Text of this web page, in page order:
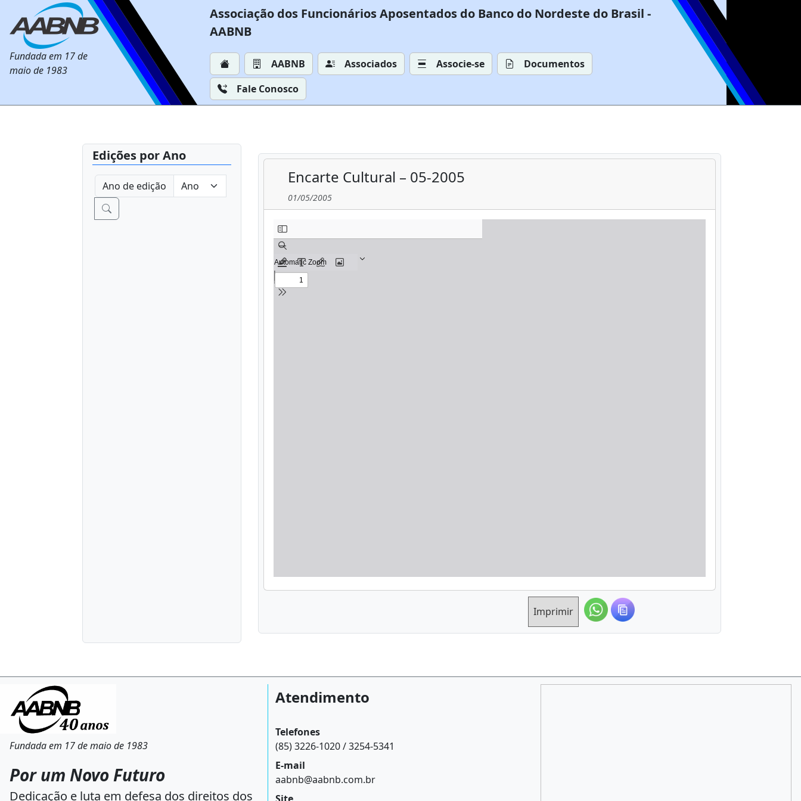
Fundada em 17 de
maio de 1983
Associação dos Funcionários Aposentados do Banco do Nordeste do Brasil -
AABNB
AABNB Associados Associe-se
Documentos
Fale Conosco
Edições por Ano
Ano de edição Encarte Cultural – 05-2005
01/05/2005
Imprimir
Fundada em 17 de maio de 1983
Por um Novo Futuro
Dedicação e luta em defesa dos direitos dos
Atendimento
Telefones
(85) 3226-1020 / 3254-5341
E-mail
aabnb@aabnb.com.br